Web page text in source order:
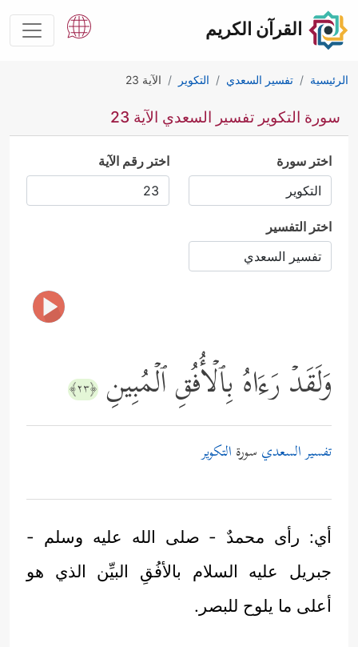
القرآن الكريم
الرئيسية تفسير السعدي التكوير الآية 23
سورة التكوير تفسير السعدي الآية 23
اختر سورة اختر رقم الآية
اختر التفسير
وَلَقَدۡ رَءَاهُ بِٱلۡأُفُقِ ٱلۡمُبِینِ ﴿٢٣﴾
تفسير السعدي سورة التكوير
أي: رأى محمدٌ - صلى الله عليه وسلم -
جبريل عليه السلام بالأفُقِ البيِّن الذي هو
أعلى ما يلوح للبصر.